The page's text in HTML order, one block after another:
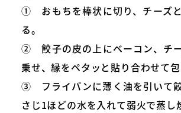
① おもちを棒状に切り、チーズ
る。
② 餃子の皮の上にベーコン、チ
乗せ、縁をペタッと貼り合わせて包
③ フライパンに薄く油を引いて
さじ1ほどの水を入れて弱火で蒸し